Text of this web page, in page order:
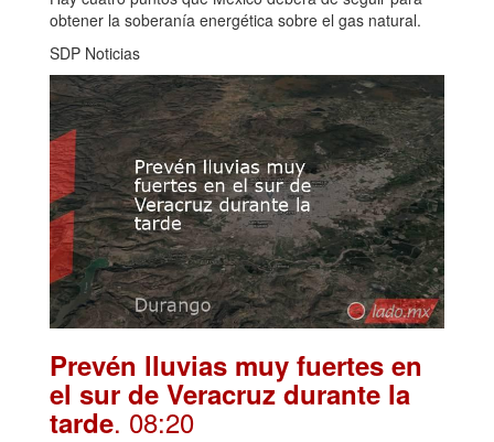
obtener la soberanía energética sobre el gas natural.
SDP Noticias
Prevén lluvias muy fuertes en
el sur de Veracruz durante la
tarde. 08:20